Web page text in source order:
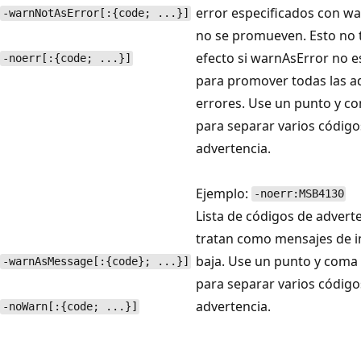
-warnNotAsError[:{code; ...}]
-noerr[:{code; ...}]
error especificados con
no se promueven. Esto
efecto si warnAsError no
para promover todas las
errores. Use un punto y
para separar varios
advertencia.
Ejemplo: -noerr:MSB4130
-warnAsMessage[:{code}; ...}]
-noWarn[:{code; ...}]
Lista de códigos de
tratan como mensajes de
baja. Use un punto y
para separar varios
advertencia.